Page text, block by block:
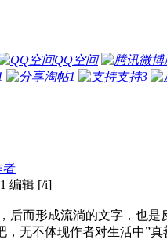
QQ空间
淘帖1 支持3
者
编辑 [/i]
形成流淌的文字，也是
无不体现作者对生活中”真